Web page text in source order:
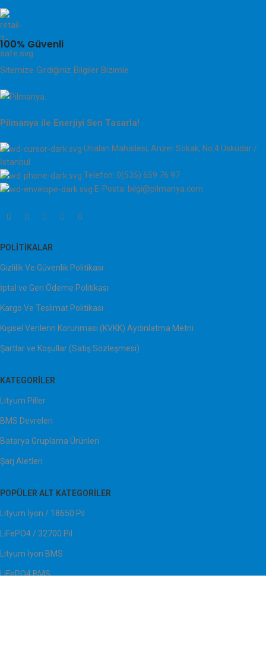
100% Güvenli
Sitemize Girdiğiniz Bilgiler Bizimle
Pilmanya ile Enerjiyi Sen Tasarla!
Ünalan Mahallesi, Anzer Sokak, No:4 Üsküdar /
İstanbul
Telefon: 0(535) 659 76 97
E-Posta: bilgi@pilmanya.com
POLITIKALAR
Gizlilik Ve Güvenlik Politikası
İptal ve Geri Ödeme Politikası
Kargo Ve Teslimat Politikası
Kişisel Verilerin Korunması (KVKK) Aydınlatma Metni
Şartlar ve Koşullar (Satış Sözleşmesi)
KATEGORILER
Lityum Piller
BMS Devreleri
Batarya Gruplama Ürünleri
Şarj Aletleri
POPÜLER ALT KATEGORILER
Lityum İyon / 18650 Pil
LiFePO4 / 32700 Pil
Lityum İyon BMS
LiFePO4 BMS